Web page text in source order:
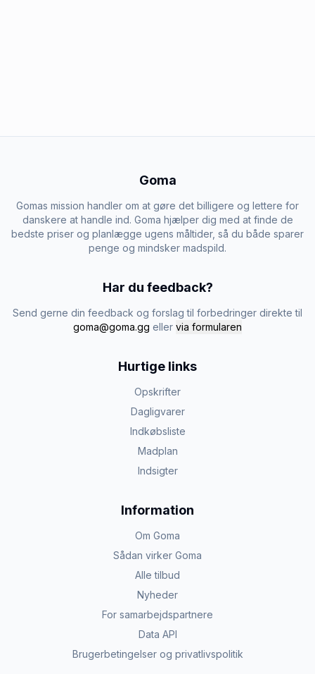
Goma
Gomas mission handler om at gøre det billigere og lettere for
danskere at handle ind. Goma hjælper dig med at finde de
bedste priser og planlægge ugens måltider, så du både sparer
penge og mindsker madspild.
Har du feedback?
Send gerne din feedback og forslag til forbedringer direkte til
goma@goma.gg eller via formularen
Hurtige links
Opskrifter
Dagligvarer
Indkøbsliste
Madplan
Indsigter
Information
Om Goma
Sådan virker Goma
Alle tilbud
Nyheder
For samarbejdspartnere
Data API
Brugerbetingelser og privatlivspolitik